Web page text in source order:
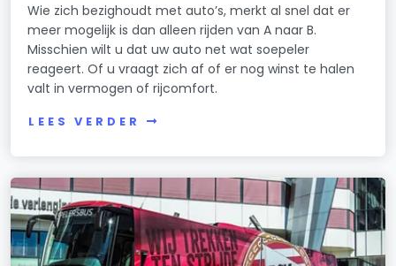
Wie zich bezighoudt met auto’s, merkt al snel dat er
meer mogelijk is dan alleen rijden van A naar B.
Misschien wilt u dat uw auto net wat soepeler
reageert. Of u vraagt zich af of er nog winst te halen
valt in vermogen of rijcomfort.
LEES VERDER